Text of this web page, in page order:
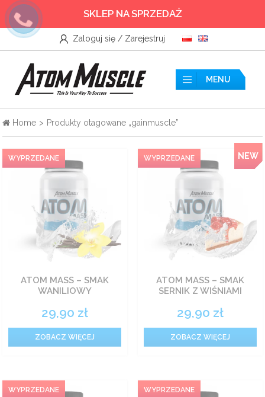
Zaloguj się / Zarejestruj
MENU
Home > Produkty otagowane „gainmuscle”
ATOM MASS – SMAK
WANILIOWY
29,90 zł
ZOBACZ WIĘCEJ
NEW
ATOM MASS – SMAK
SERNIK Z WIŚNIAMI
29,90 zł
ZOBACZ WIĘCEJ
SKLEP NA SPRZEDAŻ
Akcesoria
Azoty
Boostery Testosteronu
Odżywki białkowe
Odżywki przedtreningowe
Odżywki węglowodanowe
Spalacze tłuszczu
Witaminy